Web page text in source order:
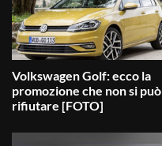
Volkswagen Golf: ecco la
promozione che non si può
rifiutare [FOTO]